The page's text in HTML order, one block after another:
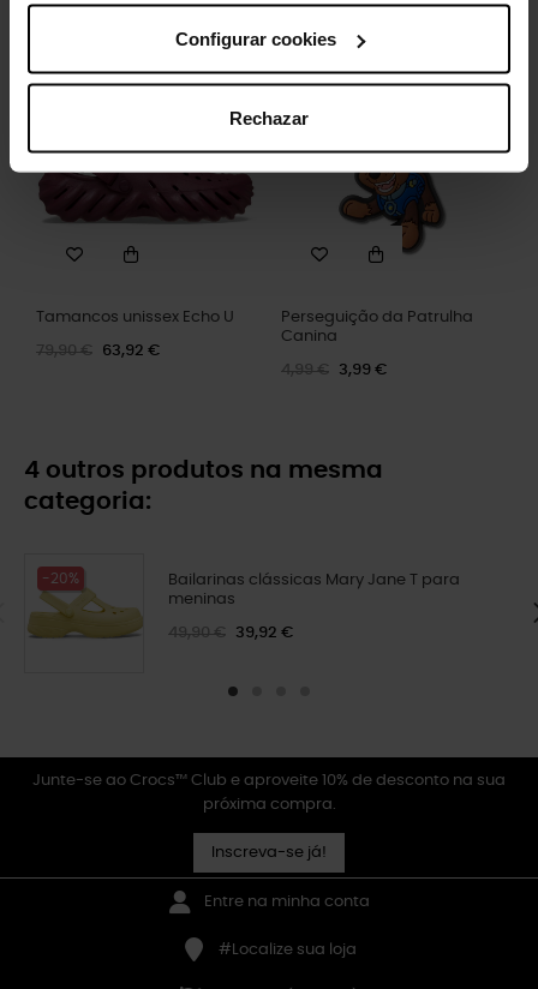
Configurar cookies
Rechazar
4,99 € 3,99 € 16,99 € 13,59 €
Tamancos unissex Echo U
79,90 € 63,92 €
Perseguição da Patrulha
Canina
4,99 € 3,99 €
4 outros produtos na mesma
categoria:
-20%
Bailarinas clássicas Mary Jane T para
meninas
49,90 € 39,92 €
Junte-se ao Crocs™ Club e aproveite 10% de desconto na sua
próxima compra.
Inscreva-se já!
Entre na minha conta
#Localize sua loja